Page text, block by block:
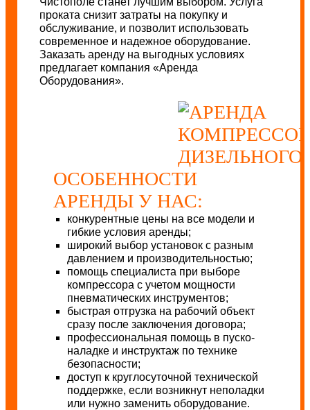
проката снизит затраты на покупку и
обслуживание, и позволит использовать
современное и надежное оборудование.
Заказать аренду на выгодных условиях
предлагает компания «Аренда
Оборудования».
ОСОБЕННОСТИ
АРЕНДЫ У НАС:
конкурентные цены на все модели и
гибкие условия аренды;
широкий выбор установок с разным
давлением и производительностью;
помощь специалиста при выборе
компрессора с учетом мощности
пневматических инструментов;
быстрая отгрузка на рабочий объект
сразу после заключения договора;
профессиональная помощь в пуско-
наладке и инструктаж по технике
безопасности;
доступ к круглосуточной технической
поддержке, если возникнут неполадки
или нужно заменить оборудование.